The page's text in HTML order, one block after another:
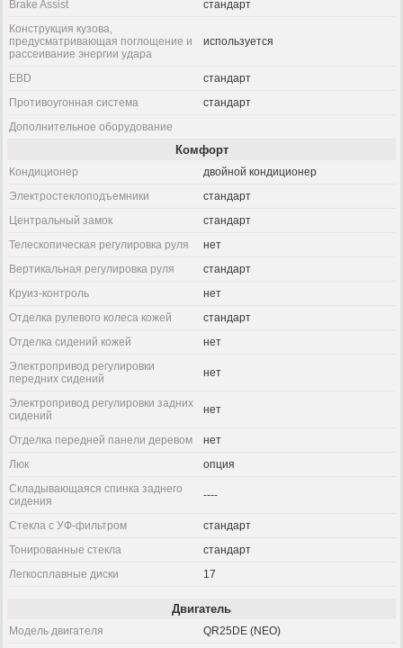
Brake Assist
стандарт
Конструкция кузова,
предусматривающая поглощение и
рассеивание энергии удара
используется
EBD
стандарт
Противоугонная система
стандарт
Дополнительное оборудование
Комфорт
Кондиционер
двойной кондиционер
Электростеклоподъемники
стандарт
Центральный замок
стандарт
Телескопическая регулировка руля
нет
Вертикальная регулировка руля
стандарт
Круиз-контроль
нет
Отделка рулевого колеса кожей
стандарт
Отделка сидений кожей
нет
Электропривод регулировки
передних сидений
нет
Электропривод регулировки задних
сидений
нет
Отделка передней панели деревом
нет
Люк
опция
Складывающаяся спинка заднего
сидения
----
Стекла с УФ-фильтром
стандарт
Тонированные стекла
стандарт
Легкосплавные диски
17
Двигатель
Модель двигателя
QR25DE (NEO)